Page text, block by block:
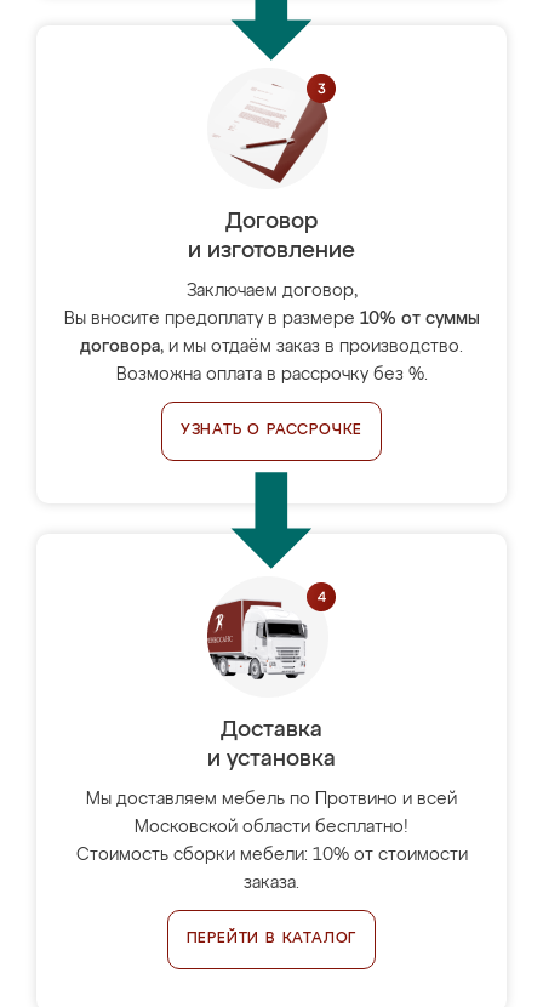
Договор
и изготовление
Заключаем договор,
Вы вносите предоплату в размере 10% от суммы
договора, и мы отдаём заказ в производство.
Возможна оплата в рассрочку без %.
УЗНАТЬ О РАССРОЧКЕ
Доставка
и установка
Мы доставляем мебель по Протвино и всей
Московской области бесплатно!
Стоимость сборки мебели: 10% от стоимости
заказа.
ПЕРЕЙТИ В КАТАЛОГ